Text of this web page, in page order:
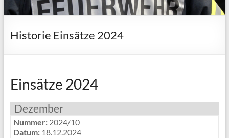
löschen
bergen
Historie Einsätze 2024
Einsätze 2024
Dezember
Nummer:2024/10
Datum:18.12.2024